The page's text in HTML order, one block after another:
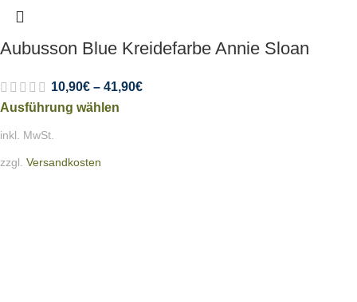
Aubusson Blue Kreidefarbe Annie Sloan
10,90€ – 41,90€
Ausführung wählen
inkl. MwSt.
zzgl. Versandkosten